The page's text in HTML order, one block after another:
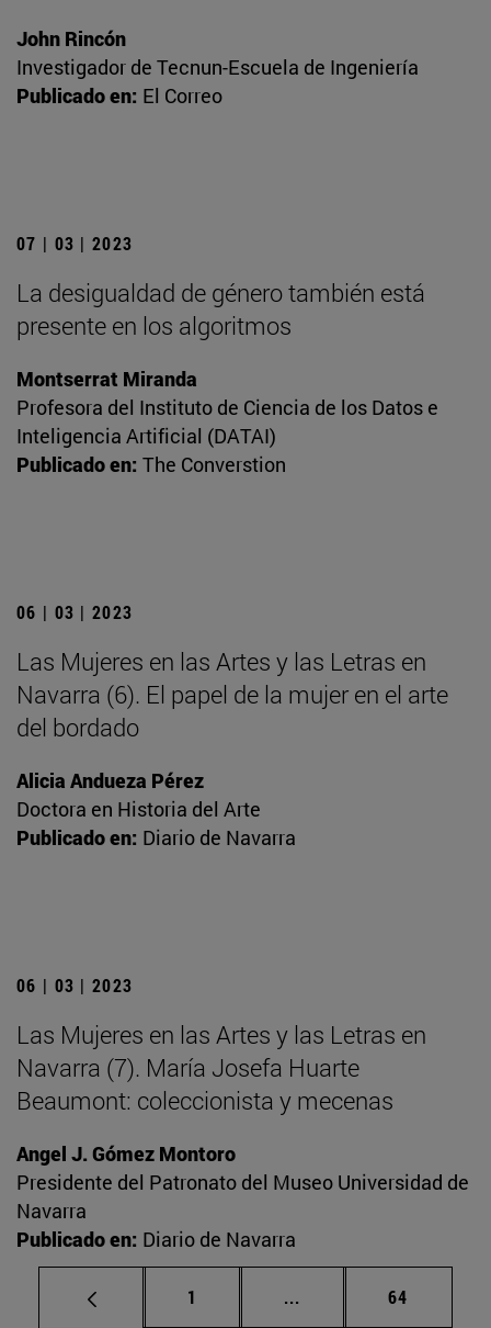
John Rincón
Investigador de Tecnun-Escuela de Ingeniería
Publicado en: El Correo
07 | 03 | 2023
La desigualdad de género también está
presente en los algoritmos
Montserrat Miranda
Profesora del Instituto de Ciencia de los Datos e
Inteligencia Artificial (DATAI)
Publicado en: The Converstion
06 | 03 | 2023
Las Mujeres en las Artes y las Letras en
Navarra (6). El papel de la mujer en el arte
del bordado
Alicia Andueza Pérez
Doctora en Historia del Arte
Publicado en: Diario de Navarra
06 | 03 | 2023
Las Mujeres en las Artes y las Letras en
Navarra (7). María Josefa Huarte
Beaumont: coleccionista y mecenas
Angel J. Gómez Montoro
Presidente del Patronato del Museo Universidad de
Navarra
Publicado en: Diario de Navarra
Página
1 ... Páginas intermedias
Página
64